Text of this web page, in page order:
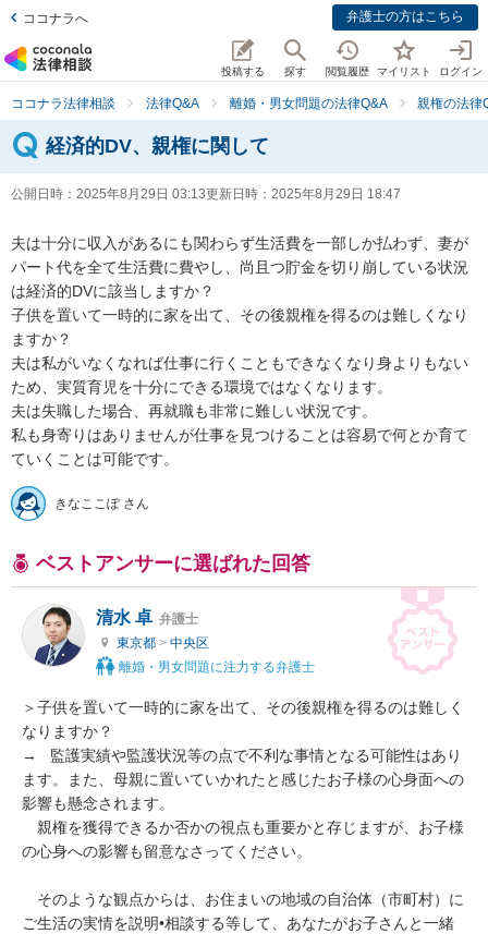
ココナラへ 弁護士の方はこちら
投稿する 探す 閲覧履歴 マイリスト ログイン
ココナラ法律相談 法律Q&A 離婚・男女問題の法律Q&A 親権の法律
経済的DV、親権に関して
公開日時： 2025年8月29日 03:13更新日時： 2025年8月29日 18:47
夫は十分に収入があるにも関わらず生活費を一部しか払わず、妻が
パート代を全て生活費に費やし、尚且つ貯金を切り崩している状況
は経済的DVに該当しますか？
子供を置いて一時的に家を出て、その後親権を得るのは難しくなり
ますか？
夫は私がいなくなれば仕事に行くこともできなくなり身よりもない
ため、実質育児を十分にできる環境ではなくなります。
夫は失職した場合、再就職も非常に難しい状況です。
私も身寄りはありませんが仕事を見つけることは容易で何とか育て
ていくことは可能です。
きなここぽ さん
ベストアンサーに選ばれた回答
清水 卓 弁護士
東京都 > 中央区
離婚・男女問題に注力する弁護士
＞子供を置いて一時的に家を出て、その後親権を得るのは難しく
なりますか？
→   監護実績や監護状況等の点で不利な事情となる可能性はあり
ます。また、母親に置いていかれたと感じたお子様の心身面への
影響も懸念されます。
親権を獲得できるか否かの視点も重要かと存じますが、お子様
の心身への影響も留意なさってください。
そのような観点からは、お住まいの地域の自治体（市町村）に
ご生活の実情を説明•相談する等して、あなたがお子さんと一緒